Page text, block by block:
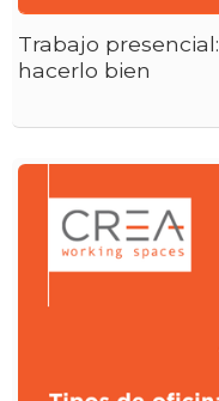
Trabajo
hacerlo bien